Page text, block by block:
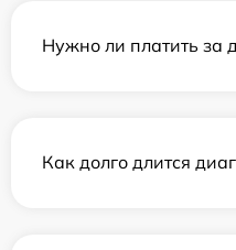
Нужно ли платить за
Как долго длится